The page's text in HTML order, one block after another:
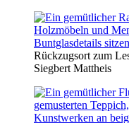
Rückzugsort zum
Siegbert Mattheis